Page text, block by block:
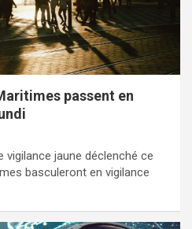
passent en
vigilance jaune déclenché ce
basculeront en vigilance